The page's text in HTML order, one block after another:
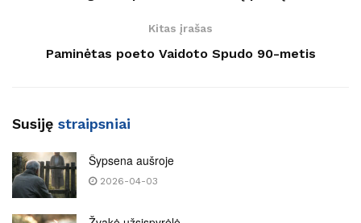
Kitas įrašas
Paminėtas poeto Vaidoto Spudo 90-metis
Susiję straipsniai
Šypsena aušroje
2026-04-03